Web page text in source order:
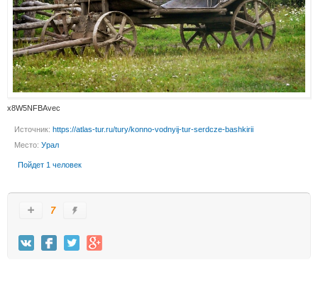
x8W5NFBAvec
Источник: https://atlas-tur.ru/tury/konno-vodnyij-tur-serdcze-bashkirii
Место: Урал
Пойдет 1 человек
7